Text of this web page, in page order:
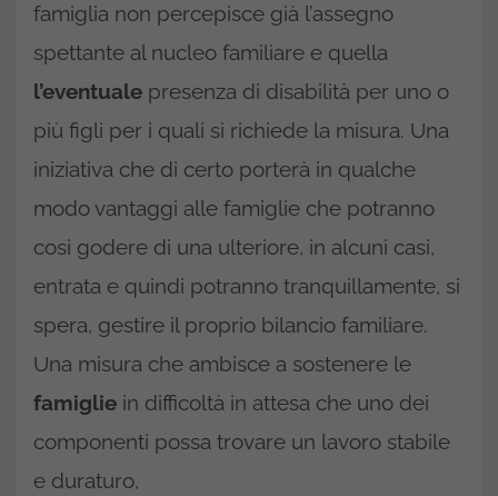
famiglia non percepisce già l’assegno
spettante al nucleo familiare e quella
l’eventuale presenza di disabilità per uno o
più figli per i quali si richiede la misura. Una
iniziativa che di certo porterà in qualche
modo vantaggi alle famiglie che potranno
cosi godere di una ulteriore, in alcuni casi,
entrata e quindi potranno tranquillamente, si
spera, gestire il proprio bilancio familiare.
Una misura che ambisce a sostenere le
famiglie in difficoltà in attesa che uno dei
componenti possa trovare un lavoro stabile
e duraturo,